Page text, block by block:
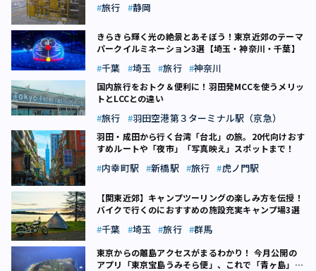
旅行 静岡
きらきら輝く光の絶景とあそぼう！東京近郊のテーマ
パークイルミネーション3選【埼玉・神奈川・千葉】
千葉 埼玉 旅行 神奈川
国内旅行をおトク＆便利に！羽田発MCCを使うメリッ
トとLCCとの違い
旅行 羽田空港第３ターミナル駅（京急）
羽田・成田から行く台湾「台北」の旅。20代向けおす
すめルートや「夜市」「写真映え」スポットまで！
内幸町駅 新橋駅 旅行 虎ノ門駅
【関東近郊】キャンプツーリングの楽しみ方を伝授！
バイクで行くのにおすすめの施設充実キャンプ場3選
千葉 埼玉 旅行 群馬
東京からの離島アクセスがまるわかり！ 今月公開の
アプリ「東京宝島うみそら便」、これで「青ヶ島」も